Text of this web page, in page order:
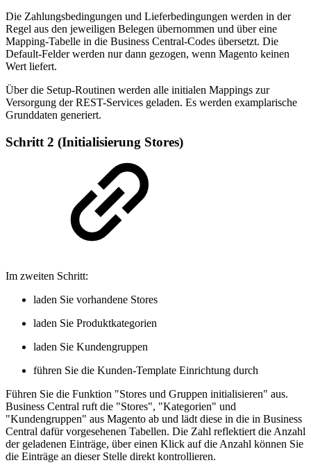
Die Zahlungsbedingungen und Lieferbedingungen werden in der
Regel aus den jeweiligen Belegen übernommen und über eine
Mapping-Tabelle in die Business Central-Codes übersetzt. Die
Default-Felder werden nur dann gezogen, wenn Magento keinen
Wert liefert.
Über die Setup-Routinen werden alle initialen Mappings zur
Versorgung der REST-Services geladen. Es werden examplarische
Grunddaten generiert.
Schritt 2 (Initialisierung Stores)
Im zweiten Schritt:
laden Sie vorhandene Stores
laden Sie Produktkategorien
laden Sie Kundengruppen
führen Sie die Kunden-Template Einrichtung durch
Führen Sie die Funktion "Stores und Gruppen initialisieren" aus.
Business Central ruft die "Stores", "Kategorien" und
"Kundengruppen" aus Magento ab und lädt diese in die in Business
Central dafür vorgesehenen Tabellen. Die Zahl reflektiert die Anzahl
der geladenen Einträge, über einen Klick auf die Anzahl können Sie
die Einträge an dieser Stelle direkt kontrollieren.